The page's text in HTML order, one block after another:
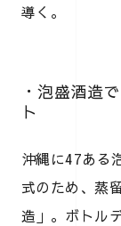
導く。
・泡盛酒造
ト
沖縄に47ある
式のため、蒸
造」。ボトル